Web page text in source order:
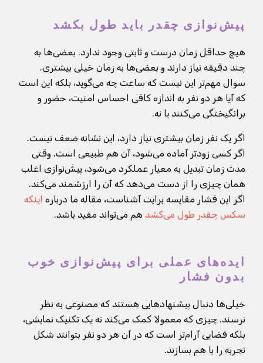
پیش‌نوازی چقدر باید طول بکشد
هیچ حداقل زمان درست و ثابتی وجود ندارد. بعضی‌ها به
چند دقیقه نیاز دارند و بعضی‌ها به زمان خیلی بیشتری.
سوال مهم‌تر این نیست که ساعت چه می‌گوید، بلکه این است
که آیا هر دو نفر به اندازه کافی احساس امنیت، حضور و
برانگیختگی می‌کنند یا نه.
اگر یک نفر زمان بیشتری نیاز دارد، این نشانه ضعف نیست.
اگر کسی زودتر آماده می‌شود، آن هم طبیعی است. وقتی
مدت زمان تبدیل به معیار عملکرد می‌شود، پیش‌نوازی اغلب
همان چیزی را از دست می‌دهد که آن را ارزشمند می‌کند.
اگر این فشار مقایسه برایت آشناست، مقاله ما درباره اینکه
سکس چقدر طول می‌کشد هم می‌تواند مفید باشد.
ایده‌های عملی برای پیش‌نوازی خوب
بدون فشار
خیلی‌ها دنبال پیشنهادهایی هستند که مصنوعی به نظر
نرسند. چیزی که معمولا کمک می‌کند نه یک تکنیک نمایشی،
بلکه فضایی آرام‌تر است که در آن هر دو نفر بتوانند شکل
تجربه را با هم بسازند.